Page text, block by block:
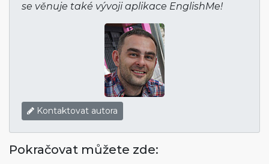
se věnuje také vývoji aplikace EnglishMe!
Kontaktovat autora
Pokračovat můžete zde: